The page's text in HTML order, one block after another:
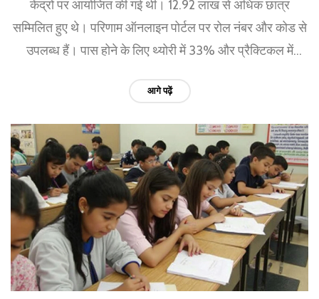
केंद्रों पर आयोजित की गई थी। 12.92 लाख से अधिक छात्र
सम्मिलित हुए थे। परिणाम ऑनलाइन पोर्टल पर रोल नंबर और कोड से
उपलब्ध हैं। पास होने के लिए थ्योरी में 33% और प्रैक्टिकल में
आगे पढ़ें